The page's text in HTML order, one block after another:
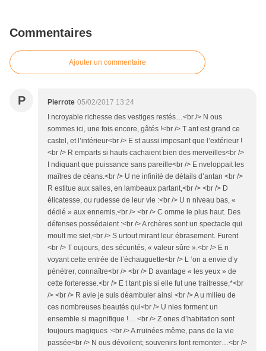
Commentaires
Ajouter un commentaire
P Pierrote 05/02/2017 13:24
I ncroyable richesse des vestiges restés…<br /> N ous
sommes ici, une fois encore, gâtés !<br /> T ant est grand ce
castel, et l’intérieur<br /> E st aussi imposant que l’extérieur !
<br /> R emparts si hauts cachaient bien des merveilles<br />
I ndiquant que puissance sans pareille<br /> E nveloppait les
maîtres de céans.<br /> U ne infinité de détails d’antan <br />
R estitue aux salles, en lambeaux partant,<br /> <br /> D
élicatesse, ou rudesse de leur vie :<br /> U n niveau bas, «
dédié » aux ennemis,<br /> <br /> C omme le plus haut. Des
défenses possédaient :<br /> A rchères sont un spectacle qui
moult me siet,<br /> S urtout mirant leur ébrasement. Furent
<br /> T oujours, des sécurités, « valeur sûre ».<br /> E n
voyant cette entrée de l’échauguette<br /> L ‘on a envie d’y
pénétrer, connaître<br /> <br /> D avantage « les yeux » de
cette forteresse.<br /> E t tant pis si elle fut une traitresse,*<br
/> <br /> R avie je suis déambuler ainsi <br /> A u milieu de
ces nombreuses beautés qui<br /> U nies forment un
ensemble si magnifique !… <br /> Z ones d’habitation sont
toujours magiques :<br /> A rruinées même, pans de la vie
passée<br /> N ous dévoilent; souvenirs font remonter…<br />